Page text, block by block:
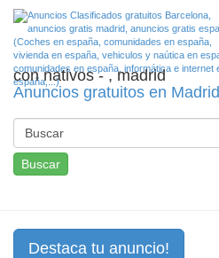
con nativos - , madrid
Anuncios gratuitos en Madrid
Buscar
Destaca tu anuncio!